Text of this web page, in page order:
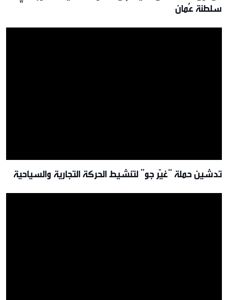
سلطنة عُمان
تدشين حملة “غيّر جو” لتنشيط الحركة التجارية والسياحية